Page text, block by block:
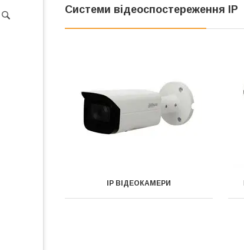
Системи відеоспостереження IP
IP ВІДЕОКАМЕРИ